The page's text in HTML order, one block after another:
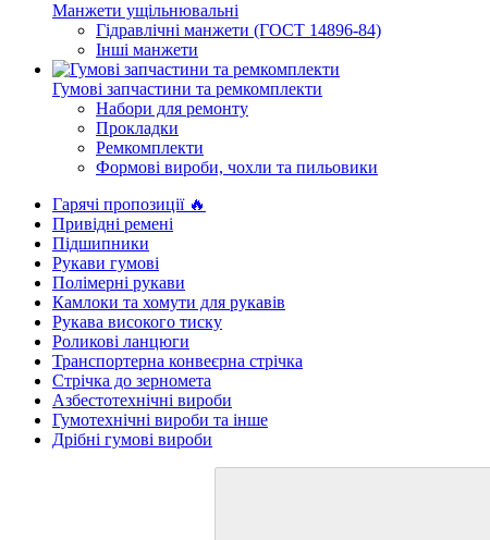
Манжети ущільнювальні
Гідравлічні манжети (ГОСТ 14896-84)
Інші манжети
Гумові запчастини та ремкомплекти
Набори для ремонту
Прокладки
Ремкомплекти
Формові вироби, чохли та пильовики
Гарячі пропозиції 🔥
Привідні ремені
Підшипники
Рукави гумові
Полімерні рукави
Камлоки та хомути для рукавів
Рукава високого тиску
Роликові ланцюги
Транспортерна конвеєрна стрічка
Стрічка до зерномета
Азбестотехнічні вироби
Гумотехнічні вироби та інше
Дрібні гумові вироби